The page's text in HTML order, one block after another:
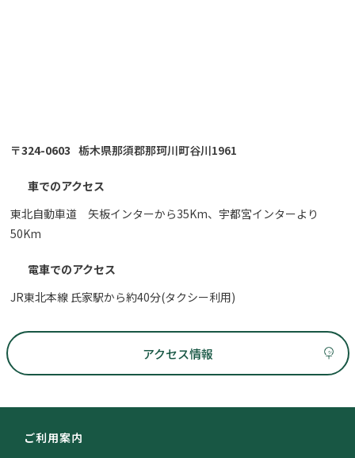
〒324-0603 栃木県那須郡那珂川町谷川1961
車でのアクセス
東北自動車道 矢板インターから35Km、宇都宮インターより
50Km
電車でのアクセス
JR東北本線 氏家駅から約40分(タクシー利用)
アクセス情報
ご利用案内